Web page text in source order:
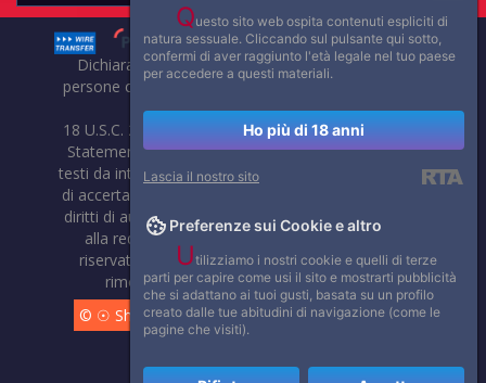
Dichiarazione di non responsabilità: tutti i membri e le
persone che compaiono su questo sito hanno almeno 18
anni.
18 U.S.C. 2257 Record-Keeping Requirements Compliance
Statement. Affaritaliani, prima di pubblicare foto, video o
testi da internet, compie tutte le opportune verifiche al fine
di accertarne il libero regime di circolazione e non violare i
diritti di autore o altri diritti esclusivi di terzi. Per segnalare
alla redazione eventuali errori nell'uso del materiale
riservato, scriveteci: provvederemo prontamente alla
rimozione del materiale lesivo di diritti di terzi.
© ☉ Show di Sesso VivoCam. 2014 - 2026. Tutti i diritti
Questo sito web ospita contenuti espliciti di
natura sessuale. Cliccando sul pulsante qui sotto,
confermi di aver raggiunto l'età legale nel tuo paese
per accedere a questi materiali.
Ho più di 18 anni
Lascia il nostro sito
Preferenze sui Cookie e altro
Utilizziamo i nostri cookie e quelli di terze
parti per capire come usi il sito e mostrarti pubblicità
che si adattano ai tuoi gusti, basata su un profilo
creato dalle tue abitudini di navigazione (come le
pagine che visiti).